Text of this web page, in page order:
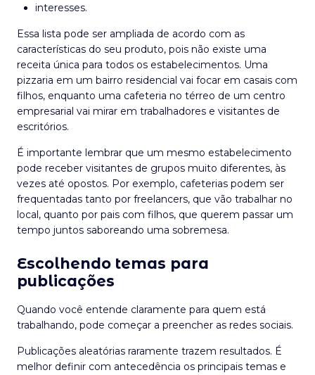
interesses.
Essa lista pode ser ampliada de acordo com as
características do seu produto, pois não existe uma
receita única para todos os estabelecimentos. Uma
pizzaria em um bairro residencial vai focar em casais com
filhos, enquanto uma cafeteria no térreo de um centro
empresarial vai mirar em trabalhadores e visitantes de
escritórios.
É importante lembrar que um mesmo estabelecimento
pode receber visitantes de grupos muito diferentes, às
vezes até opostos. Por exemplo, cafeterias podem ser
frequentadas tanto por freelancers, que vão trabalhar no
local, quanto por pais com filhos, que querem passar um
tempo juntos saboreando uma sobremesa.
Escolhendo temas para
publicações
Quando você entende claramente para quem está
trabalhando, pode começar a preencher as redes sociais.
Publicações aleatórias raramente trazem resultados. É
melhor definir com antecedência os principais temas e